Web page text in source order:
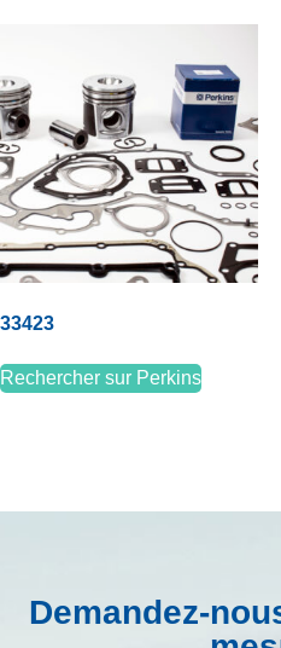
33423
Rechercher sur Perkins
Demandez-